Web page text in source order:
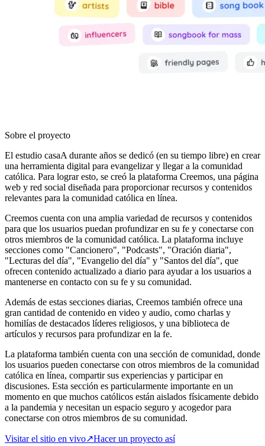
Sobre el proyecto
El estudio casaA durante años se dedicó (en su tiempo libre) en crear
una herramienta digital para evangelizar y llegar a la comunidad
católica. Para lograr esto, se creó la plataforma Creemos, una página
web y red social diseñada para proporcionar recursos y contenidos
relevantes para la comunidad católica en línea.
Creemos cuenta con una amplia variedad de recursos y contenidos
para que los usuarios puedan profundizar en su fe y conectarse con
otros miembros de la comunidad católica. La plataforma incluye
secciones como "Cancionero", "Podcasts", "Oración diaria",
"Lecturas del día", "Evangelio del día" y "Santos del día", que
ofrecen contenido actualizado a diario para ayudar a los usuarios a
mantenerse en contacto con su fe y su comunidad.
Además de estas secciones diarias, Creemos también ofrece una
gran cantidad de contenido en video y audio, como charlas y
homilías de destacados líderes religiosos, y una biblioteca de
artículos y recursos para profundizar en la fe.
La plataforma también cuenta con una sección de comunidad, donde
los usuarios pueden conectarse con otros miembros de la comunidad
católica en línea, compartir sus experiencias y participar en
discusiones. Esta sección es particularmente importante en un
momento en que muchos católicos están aislados físicamente debido
a la pandemia y necesitan un espacio seguro y acogedor para
conectarse con otros miembros de su comunidad.
Visitar el sitio en vivo↗Hacer un proyecto así